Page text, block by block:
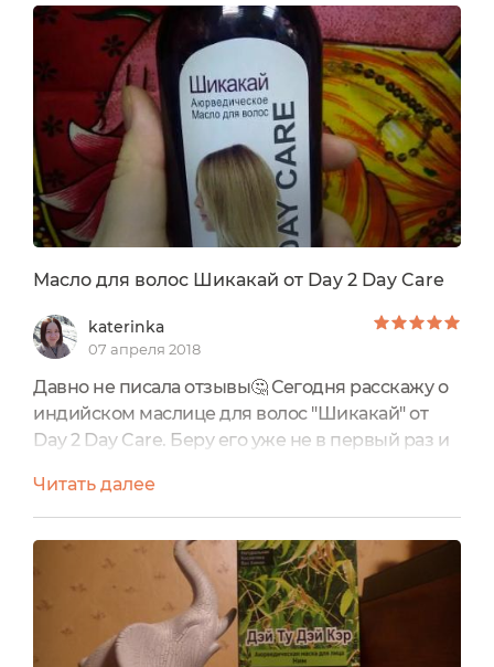
перепробовала все маски от Day2Day Care, и
больше всех мне понравилась эта масочка:У
трёх других масок состав во многом схож, эта
же отличается и составом и...
Масло для волос Шикакай от Day 2 Day Care
katerinka
07 апреля 2018
Давно не писала отзывы🤔 Сегодня расскажу о
индийском маслице для волос "Шикакай" от
Day 2 Day Care. Беру его уже не в первый раз и
голове засело мнение, что из-за масел их
волосы станут жирными, что масла плохо
смываются, остаются на волосах и прочие
ужасы 😱 Я согласна, что есть масла, которые
смываются трудновато, касторовое и репейное.
Последнее кстати...
Читать далее